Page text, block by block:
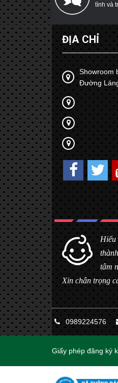
tình và
ĐỊA CHỈ
Showroom
Đường
Hiểu
tâm
Xin chân trọng
0989224576
Giấy phép đăng ký